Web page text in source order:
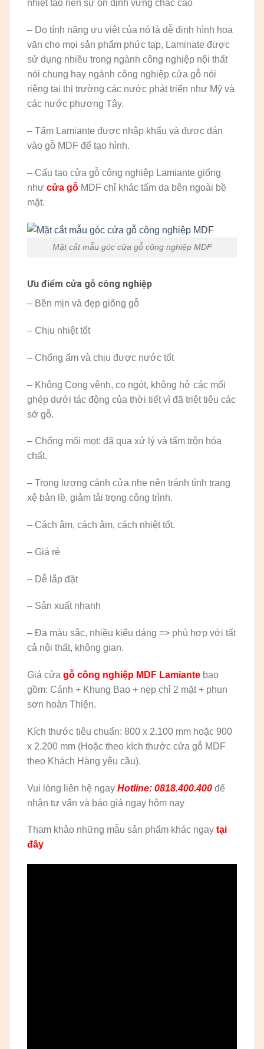
nhiệt tạo nên sự ổn định vững chắc cao
– Do tính năng ưu việt của nó là dễ định hình hoa
văn cho mọi sản phẩm phức tạp, Laminate được
sử dụng nhiều trong ngành công nghiệp nội thất
nói chung hay ngành công nghiệp cửa gỗ nói
riêng tại thị trường các nước phát triển như Mỹ và
các nước phương Tây.
– Tấm Lamiante được nhập khẩu và được dán
vào gỗ MDF để tạo hình.
– Cấu tạo cửa gỗ công nghiệp Lamiante giống
như cửa gỗ MDF chỉ khác tấm da bên ngoài bề
mặt.
Mặt cắt mẫu góc cửa gỗ công nghiệp MDF
Ưu điểm cửa gỗ công nghiệp
– Bền mịn và đẹp giống gỗ
– Chịu nhiệt tốt
– Chống ẩm và chịu được nước tốt
– Không Cong vênh, co ngót, không hở các mối
ghép dưới tác động của thời tiết vì đã triệt tiêu các
sớ gỗ.
– Chống mối mọt: đã qua xử lý và tẩm trộn hóa
chất.
– Trọng lượng cánh cửa nhẹ nên tránh tình trạng
xệ bản lề, giảm tải trọng công trình.
– Cách âm, cách âm, cách nhiệt tốt.
– Giá rẻ
– Dễ lắp đặt
– Sản xuất nhanh
– Đa màu sắc, nhiều kiểu dáng => phù hợp với tất
cả nội thất, không gian.
Giá cửa gỗ công nghiệp MDF Lamiante bao
gồm: Cánh + Khung Bao + nẹp chỉ 2 mặt + phun
sơn hoàn Thiện.
Kích thước tiêu chuẩn: 800 x 2.100 mm hoặc 900
x 2.200 mm (Hoặc theo kích thước cửa gỗ MDF
theo Khách Hàng yêu cầu).
Vui lòng liên hệ ngay Hotline: 0818.400.400 để
nhận tư vấn và báo giá ngay hôm nay
Tham khảo những mẫu sản phẩm khác ngay tại
đây